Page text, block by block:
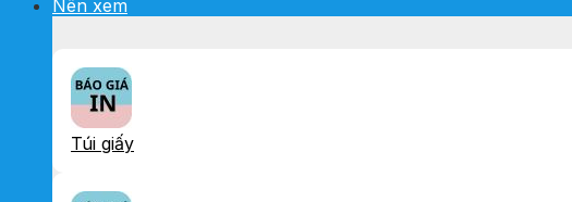
Nên xem
Túi giấy